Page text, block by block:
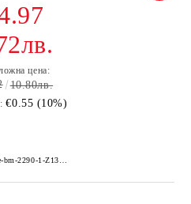
цена:
10.80лв.
€0.55 (10%)
89-te-bm-2290-1-Z135Z-